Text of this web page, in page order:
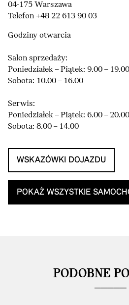
04-175 Warszawa
Telefon +48 22 613 90 03
Godziny otwarcia
Salon sprzedaży:
Poniedziałek – Piątek: 9.00 – 19.00
Sobota: 10.00 – 16.00
Serwis:
Poniedziałek – Piątek: 6.00 – 20.00
Sobota: 8.00 – 14.00
WSKAZÓWKI DOJAZDU
POKAŻ WSZYSTKIE
PODOBNE